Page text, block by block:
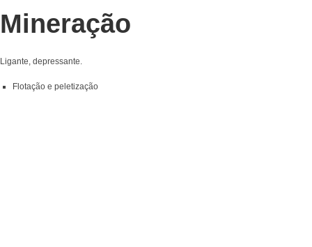
Mineração
Ligante, depressante.
Flotação e peletização